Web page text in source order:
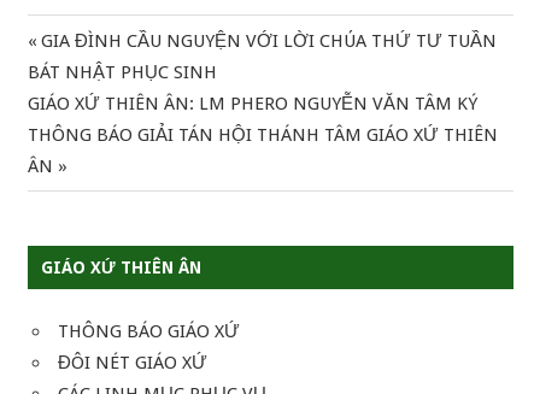
GIÁO XỨ THIÊN ÂN
THÔNG BÁO GIÁO XỨ
ĐÔI NÉT GIÁO XỨ
Điều
hướng
bài
viết
Previous
Post:
GIA ĐÌNH CẦU NGUYỆN VỚI LỜI CHÚA THỨ TƯ TUẦN
BÁT NHẬT PHỤC SINH
Next
Post:
GIÁO XỨ THIÊN ÂN: LM PHERO NGUYỄN VĂN TÂM KÝ
THÔNG BÁO GIẢI TÁN HỘI THÁNH TÂM GIÁO XỨ THIÊN
ÂN